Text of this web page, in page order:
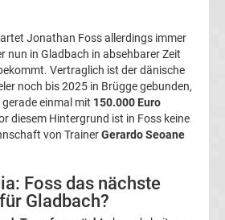
Jonathan Foss allerdings immer
nun in Gladbach in absehbarer Zeit
Vertraglich ist der dänische
noch bis 2025 in Brügge gebunden,
einmal mit 150.000 Euro
diesem Hintergrund ist in Foss keine
von TrainerGerardo Seoane
Foss das nächste
Gladbach?